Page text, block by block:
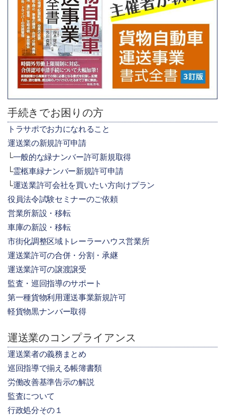
手続きでお困りの方
トラサポでお力になれること
運送業の新規許可申請
一般的な緑ナンバー許可新規取得
霊柩車緑ナンバー新規許可申請
運送業許可会社を買いたい方向けプラン
役員法令試験セミナーのご依頼
営業所新設・移転
車庫の新設・移転
市街化調整区域トレーラーハウス営業所
運送業許可の合併・分割・承継
運送業許可の譲渡譲受
監査・巡回指導のサポート
第一種貨物利用運送事業新規許可
軽貨物黒ナンバー取得
運送業のコンプライアンス
運送業者の義務まとめ
巡回指導で揃える帳簿書類
労働改善基準告示の解説
監査について
行政処分その１